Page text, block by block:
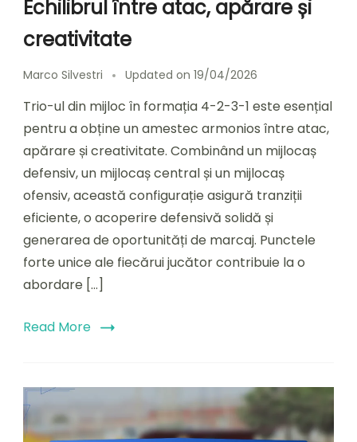
Echilibrul între atac, apărare și
creativitate
Marco Silvestri Updated on 19/04/2026
Trio-ul din mijloc în formația 4-2-3-1 este esențial
pentru a obține un amestec armonios între atac,
apărare și creativitate. Combinând un mijlocaș
defensiv, un mijlocaș central și un mijlocaș
ofensiv, această configurație asigură tranziții
eficiente, o acoperire defensivă solidă și
generarea de oportunități de marcaj. Punctele
forte unice ale fiecărui jucător contribuie la o
abordare […]
Read More